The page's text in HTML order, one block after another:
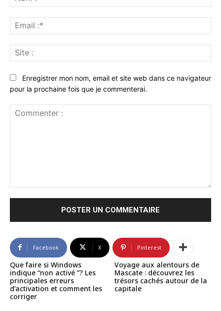
:*
:*
:
Enregistrer mon nom, email et site web dans ce navigateur
pour la prochaine fois que je commenterai.
Facebook X Pinterest
Que faire si Windows
indique “non activé ”? Les
principales erreurs
d’activation et comment les
corriger
Voyage aux alentours de
Mascate : découvrez les
trésors cachés autour de la
capitale